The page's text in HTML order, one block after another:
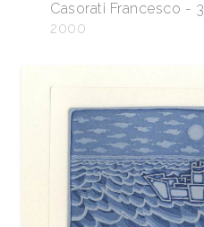
Casorati Francesco - 3
2000